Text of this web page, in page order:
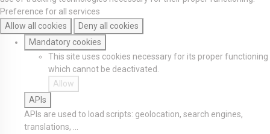
Preference for all services
Allow all cookies
Deny all cookies
Mandatory cookies
This site uses cookies necessary for its proper functioning
which cannot be deactivated.
Allow
APIs
APIs are used to load scripts: geolocation, search engines,
translations, ...